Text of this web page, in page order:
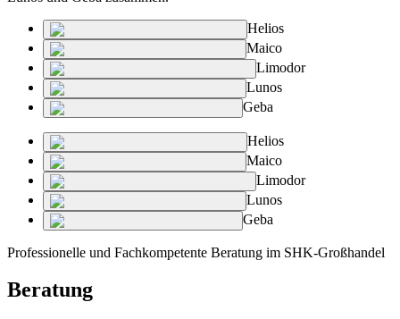
Helios
Maico
Limodor
Lunos
Geba
Helios
Maico
Limodor
Lunos
Geba
Professionelle und Fachkompetente Beratung im SHK-Großhandel
Beratung